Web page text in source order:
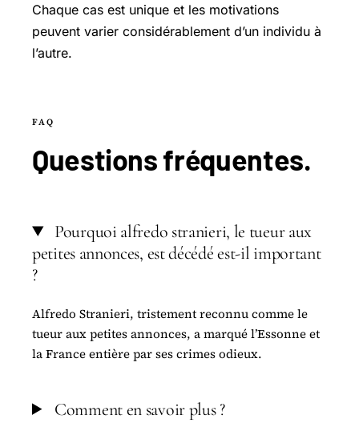
Chaque cas est unique et les motivations
peuvent varier considérablement d’un individu à
l’autre.
FAQ
Questionsfréquentes.
Pourquoi alfredo stranieri, le tueur aux
petites annonces, est décédé est-il important
?
Alfredo Stranieri, tristement reconnu comme le
tueur aux petites annonces, a marqué l’Essonne et
la France entière par ses crimes odieux.
Comment en savoir plus ?